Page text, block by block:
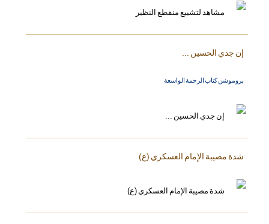
إن جدي الحسين ...
بروموشن كتاب الرحمة الواسعة
شدة مصيبة الإمام العسكري (ع)